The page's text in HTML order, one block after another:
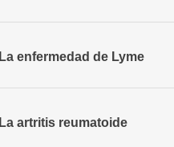
La enfermedad de Lyme
La artritis reumatoide